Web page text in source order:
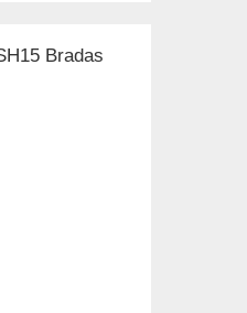
Bradas